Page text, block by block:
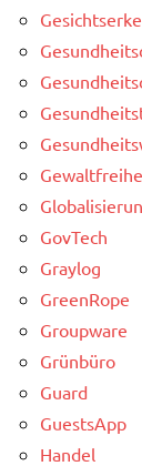
GovTech
Graylog
GreenRope
Groupware
Grünbüro
Guard
GuestsApp
Handel